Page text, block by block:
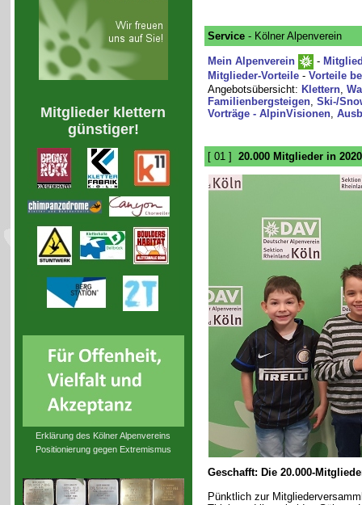
Mitglieder klettern
günstiger!
Erklärung des Kölner Alpenvereins
Positionierung gegen Extremismus
Service- Kölner Alpenverein
Mein Alpenverein -
Mitglieder-Vorteile- Vorteile
Angebotsübersicht: Klettern,
Familienbergsteigen, Ski-/
Vorträge - AlpinVisionen,
[ 01 ] 20.000 Mitglieder in 2020
Geschafft: Die 20.000-
Pünktlich zur